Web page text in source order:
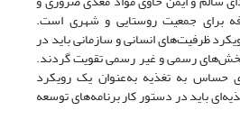
برای جمعیت روستایی و شهری است.
ظرفیت‌های انسانی و سازمانی باید در
رسمی و غیر رسمی تقویت گردند.
حساس به تغذیه به‌عنوان یک رویکرد
باید در دستور کار برنامه‌های توسعه